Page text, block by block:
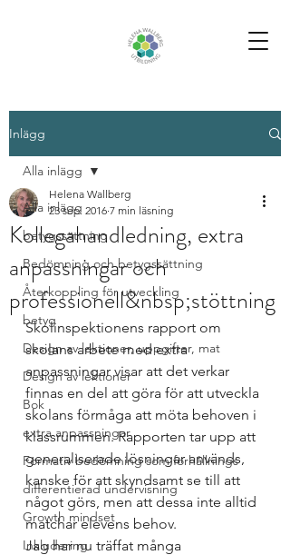
Inlägg
Alla inlägg
betygssättning
Bedömning och betygssättning
Återkoppling för utveckling
betyg
Design av lektioner, uppgifter, mat
Design av lektioner
Bok
extra anpassningar
Formativ bedömning som förhållnings
differentierad undervisning
Growth mindset
Inkludering
Alla inlägg
Kollegahandledning, extra
anpassningar och
professionell&nbsp;stöttning
Helena Wallberg
23 sep. 2016 7 min läsning
Skolinspektionens rapport om
skolans arbete med extra
anpassningar visar att det verkar
finnas en del att göra för att utveckla
skolans förmåga att möta behoven i
klassrummen. Rapporten tar upp att
generaliserade lösningar används,
kanske för att skyndsamt se till att
något görs, men att dessa inte alltid
matchar elevens behov.
Jag har nu träffat många